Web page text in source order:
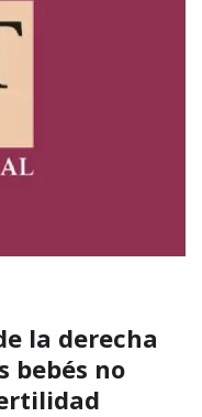
la derecha
bebés no